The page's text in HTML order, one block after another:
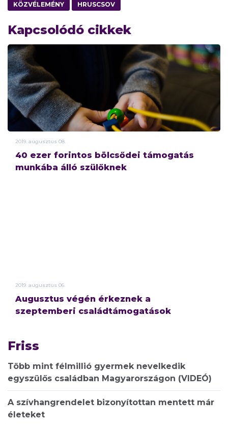
KÖZVÉLEMÉNY HRUSCSOV
Kapcsolódó cikkek
2019. augusztus 08.
40 ezer forintos bölcsődei támogatás
munkába álló szülőknek
2019. augusztus 06.
Augusztus végén érkeznek a
szeptemberi családtámogatások
Friss
Több mint félmillió gyermek nevelkedik
egyszülős családban Magyarországon (VIDEÓ)
A szívhangrendelet bizonyítottan mentett már
életeket